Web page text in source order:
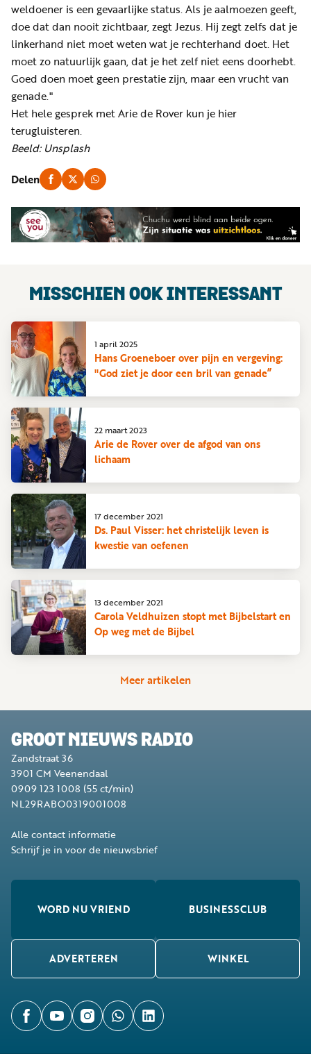
weldoener is een gevaarlijke status. Als je aalmoezen geeft,
doe dat dan nooit zichtbaar, zegt Jezus. Hij zegt zelfs dat je
linkerhand niet moet weten wat je rechterhand doet. Het
moet zo natuurlijk gaan, dat je het zelf niet eens doorhebt.
Goed doen moet geen prestatie zijn, maar een vrucht van
genade."
Het hele gesprek met Arie de Rover kun je hier
terugluisteren.
Beeld: Unsplash
Delen
MISSCHIEN OOK INTERESSANT
Hans Groeneboer over pijn en vergeving:
"God ziet je door een bril van genade”
1 april 2025
Arie de Rover over de afgod van ons
lichaam
22 maart 2023
Ds. Paul Visser: het christelijk leven is
kwestie van oefenen
17 december 2021
Carola Veldhuizen stopt met Bijbelstart en
Op weg met de Bijbel
13 december 2021
Meer artikelen
GROOT NIEUWS RADIO
Zandstraat 36
3901 CM Veenendaal
0909 123 1008 (55 ct/min)
NL29RABO0319001008
Alle contact informatie
Schrijf je in voor de nieuwsbrief
WORD NU VRIEND BUSINESSCLUB
ADVERTEREN WINKEL